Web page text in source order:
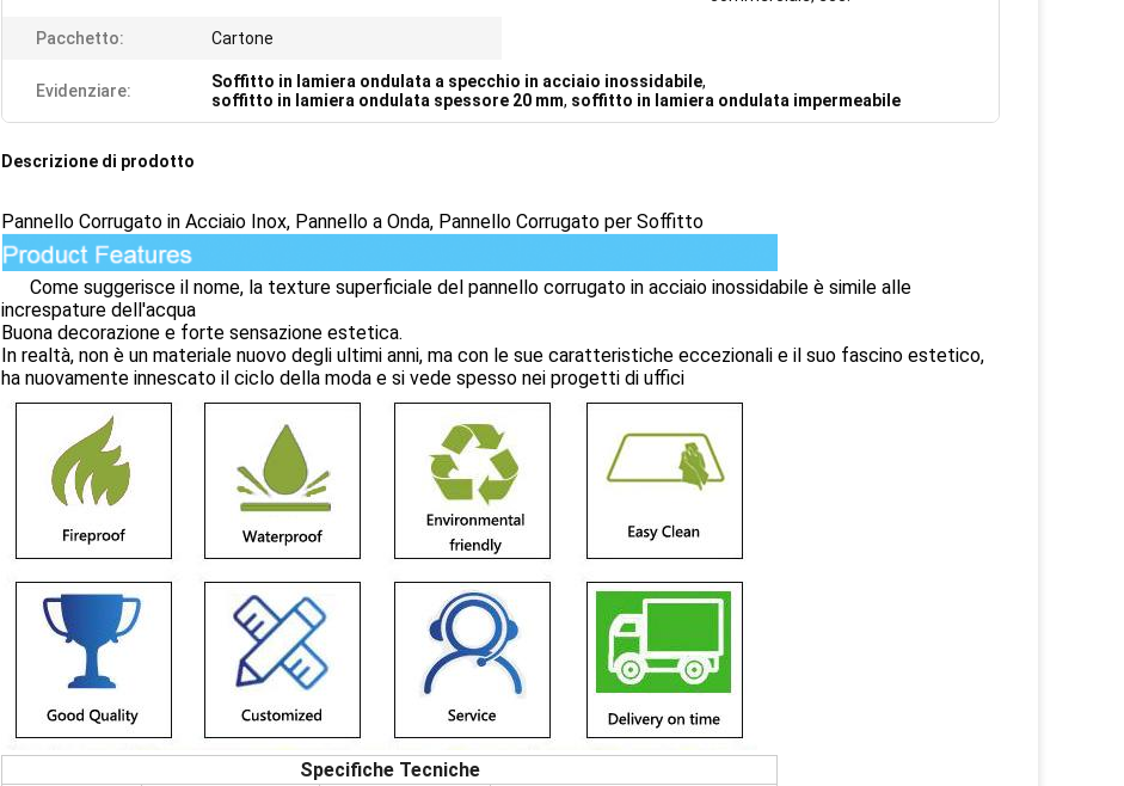
Pacchetto: Cartone
Evidenziare: Soffitto in lamiera ondulata a specchio in acciaio inossidabile,
soffitto in lamiera ondulata spessore 20 mm, soffitto in lamiera ondulata impermeabile
Descrizione di prodotto
Pannello Corrugato in Acciaio Inox, Pannello a Onda, Pannello Corrugato per Soffitto
Come suggerisce il nome, la texture superficiale del pannello corrugato in acciaio inossidabile è simile alle
increspature dell'acqua
Buona decorazione e forte sensazione estetica.
In realtà, non è un materiale nuovo degli ultimi anni, ma con le sue caratteristiche eccezionali e il suo fascino estetico,
ha nuovamente innescato il ciclo della moda e si vede spesso nei progetti di uffici
Specifiche Tecniche